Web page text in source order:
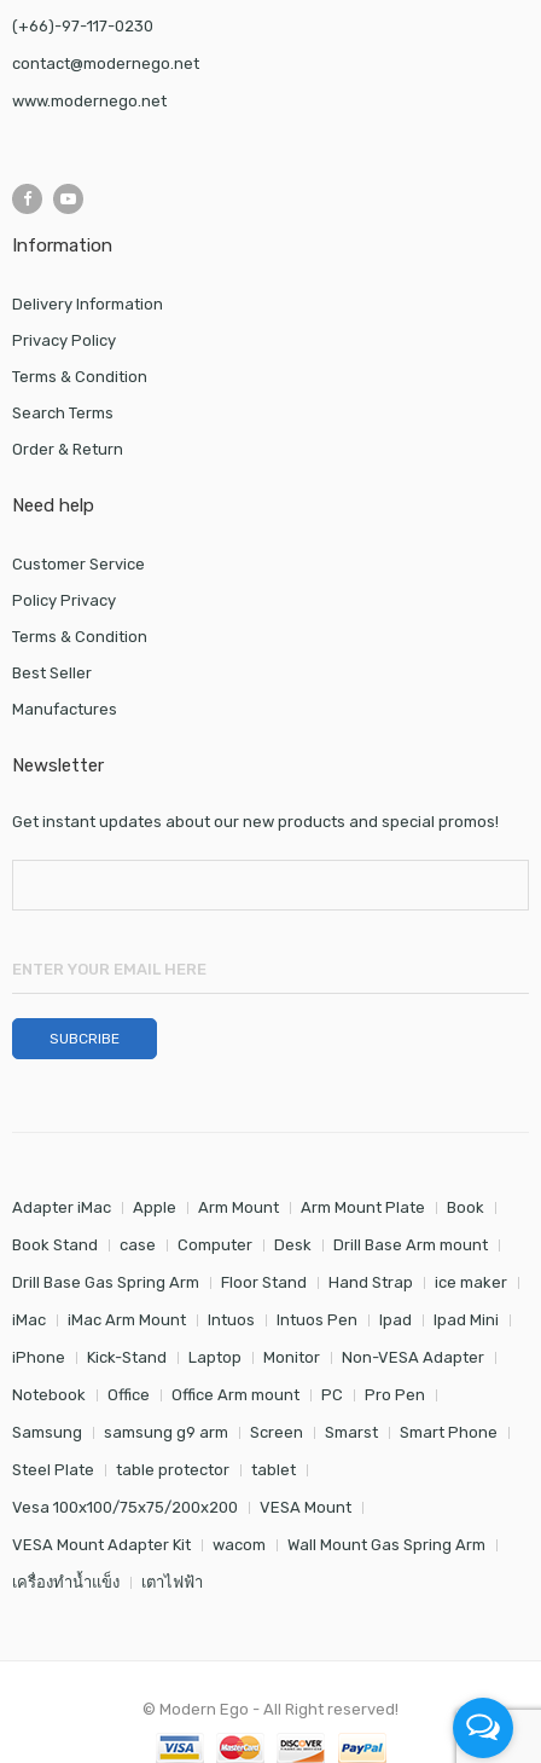
(+66)-97-117-0230
contact@modernego.net
www.modernego.net
Information
Delivery Information
Privacy Policy
Terms & Condition
Search Terms
Order & Return
Need help
Customer Service
Policy Privacy
Terms & Condition
Best Seller
Manufactures
Newsletter
Get instant updates about our new products and special promos!
Adapter iMac Apple Arm Mount Arm Mount Plate Book
Book Stand case Computer Desk Drill Base Arm mount
Drill Base Gas Spring Arm Floor Stand Hand Strap ice maker
iMac iMac Arm Mount Intuos Intuos Pen Ipad Ipad Mini
iPhone Kick-Stand Laptop Monitor Non-VESA Adapter
Notebook Office Office Arm mount PC Pro Pen
Samsung samsung g9 arm Screen Smarst Smart Phone
Steel Plate table protector tablet
Vesa 100x100/75x75/200x200 VESA Mount
VESA Mount Adapter Kit wacom Wall Mount Gas Spring Arm
เครื่องทำน้ำแข็ง เตาไฟฟ้า
© Modern Ego - All Right reserved!